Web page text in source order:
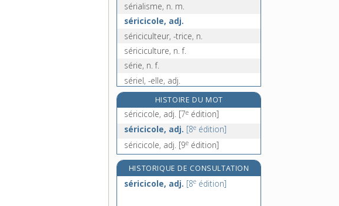
sérialisme, n. m.
séricicole, adj.
sériciculteur, -trice, n.
sériciculture, n. f.
série, n. f.
sériel, -elle, adj.
sérier, v. tr.
sérieusement, adv.
sérieux, -euse, adj. et n.
sérigraphie, n. f.
serin, n. m.
HISTOIRE DU MOT
séricicole, adj. [7e édition]
séricicole, adj. [8e édition]
séricicole, adj. [9e édition]
HISTORIQUE DE CONSULTATION
séricicole, adj. [8e édition]